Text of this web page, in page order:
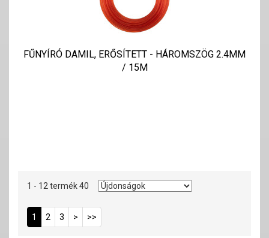
FŰNYÍRÓ DAMIL, ERŐSÍTETT - HÁROMSZÖG 2.4MM
/ 15M
1 - 12 termék 40
1 2 3 > >>